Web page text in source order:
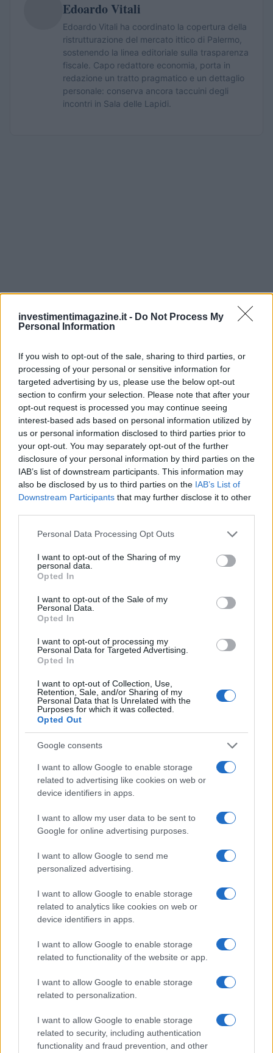
investimentimagazine.it - Do Not Process My
Personal Information
If you wish to opt-out of the sale, sharing to third parties, or
processing of your personal or sensitive information for
targeted advertising by us, please use the below opt-out
section to confirm your selection. Please note that after your
opt-out request is processed you may continue seeing
interest-based ads based on personal information utilized by
us or personal information disclosed to third parties prior to
your opt-out. You may separately opt-out of the further
disclosure of your personal information by third parties on the
IAB’s list of downstream participants. This information may
also be disclosed by us to third parties on the IAB’s List of
Downstream Participants that may further disclose it to other
Please note that this website/app uses one or more Google
not limited to your visit or usage behaviour. You may click to
grant or deny consent to Google and its third-party tags to
use your data for below specified purposes in below Google
consent section.
Personal Data Processing Opt Outs
I want to opt-out of the Sharing of my
personal data.
Opted In
I want to opt-out of the Sale of my
Personal Data.
Opted In
I want to opt-out of processing my
Personal Data for Targeted Advertising.
Opted In
I want to opt-out of Collection, Use,
Retention, Sale, and/or Sharing of my
Personal Data that Is Unrelated with the
Purposes for which it was collected.
Opted Out
Google consents
I want to allow Google to enable storage
related to advertising like cookies on web or
device identifiers in apps.
I want to allow my user data to be sent to
Google for online advertising purposes.
I want to allow Google to send me
personalized advertising.
I want to allow Google to enable storage
related to analytics like cookies on web or
device identifiers in apps.
I want to allow Google to enable storage
related to functionality of the website or app.
I want to allow Google to enable storage
related to personalization.
I want to allow Google to enable storage
related to security, including authentication
functionality and fraud prevention, and other
Edoardo Vitali
Edoardo Vitali ha coordinato la copertura della
ristrutturazione del mercato ittico di Palermo,
sostenendo la linea editoriale sulla trasparenza
fiscale. Capo redattore economia, porta in
redazione un tratto pragmatico e un dettaglio
personale: conserva ancora taccuini degli
incontri in Sala delle Lapidi.
Continua a leggere
CRIPTOVALUTE
Giuseppe Conte in commissione Covid: le rivelazioni su
Francesca Galli · 7 Ago 2026
Francesca Galli · 7 Ago 2026